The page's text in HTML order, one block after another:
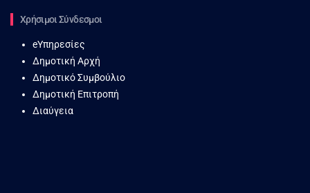
Χρήσιμοι Σύνδεσμοι
eΥπηρεσίες
Δημοτική Αρχή
Δημοτικό Συμβούλιο
Δημοτική Επιτροπή
Διαύγεια